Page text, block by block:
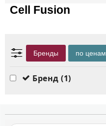
Cell Fusion
Бренды по ценам
Бренд(1)